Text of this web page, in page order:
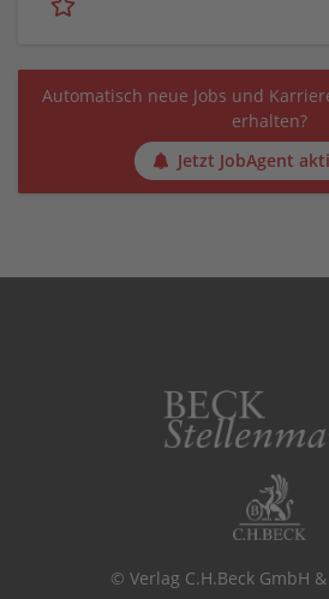
Automatisch neue Jobs und
erhalten?
Jetzt JobAgent
© Verlag C.H.Beck GmbH &